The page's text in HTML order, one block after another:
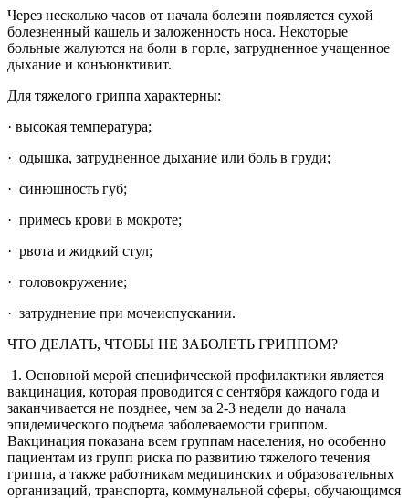
Через несколько часов от начала болезни появляется сухой
болезненный кашель и заложенность носа. Некоторые
больные жалуются на боли в горле, затрудненное учащенное
дыхание и конъюнктивит.
Для тяжелого гриппа характерны:
· высокая температура;
· одышка, затрудненное дыхание или боль в груди;
· синюшность губ;
· примесь крови в мокроте;
· рвота и жидкий стул;
· головокружение;
· затруднение при мочеиспускании.
ЧТО ДЕЛАТЬ, ЧТОБЫ НЕ ЗАБОЛЕТЬ ГРИППОМ?
1. Основной мерой специфической профилактики является
вакцинация, которая проводится с сентября каждого года и
заканчивается не позднее, чем за 2-3 недели до начала
эпидемического подъема заболеваемости гриппом.
Вакцинация показана всем группам населения, но особенно
пациентам из групп риска по развитию тяжелого течения
гриппа, а также работникам медицинских и образовательных
организаций, транспорта, коммунальной сферы, обучающимся